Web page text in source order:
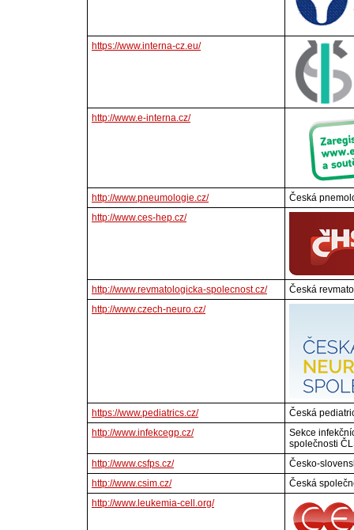
https://www.interna-cz.eu/
http://www.e-interna.cz/
http://www.pneumologie.cz/
Česká
http://www.ces-hep.cz/
http://www.revmatologicka-spolecnost.cz/
Česká
http://www.czech-neuro.cz/
https://www.pediatrics.cz/
Česká
http://www.infekcegp.cz/
Sekce
společnosti
http://www.csfps.cz/
Česko-
http://www.csim.cz/
Česká
http://www.leukemia-cell.org/